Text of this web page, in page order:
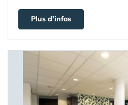
Plus d'infos